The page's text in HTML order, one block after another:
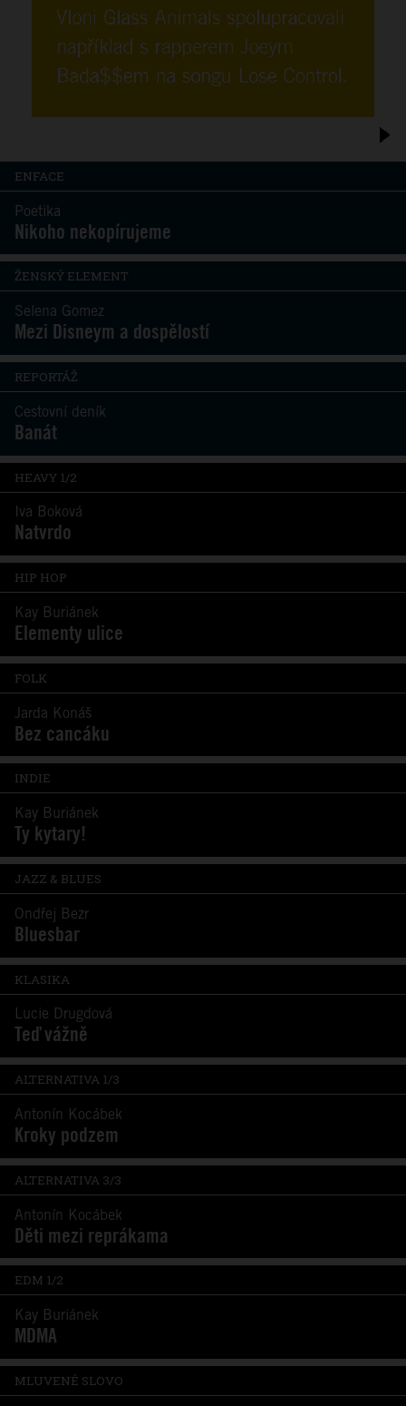
ENFACE
Poetika
Nikoho nekopírujeme
ŽENSKÝ ELEMENT
Selena Gomez
Mezi Disneym a dospělostí
REPORTÁŽ
Cestovní deník
Banát
HEAVY 1/2
Iva Boková
Natvrdo
HIP HOP
Kay Buriánek
Elementy ulice
FOLK
Jarda Konáš
Bez cancáku
INDIE
Kay Buriánek
Ty kytary!
JAZZ & BLUES
Ondřej Bezr
Bluesbar
KLASIKA
Lucie Drugdová
Teď vážně
ALTERNATIVA 1/3
Antonín Kocábek
Kroky podzem
ALTERNATIVA 3/3
Antonín Kocábek
Děti mezi reprákama
EDM 1/2
Kay Buriánek
MDMA
MLUVENÉ SLOVO